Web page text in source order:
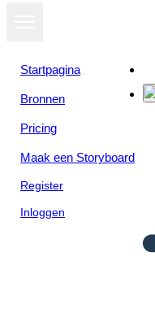
Startpagina
Bronnen
Pricing
Maak een Storyboard
Register
Inloggen